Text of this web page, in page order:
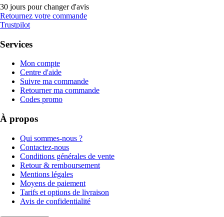
30 jours pour changer d'avis
Retournez votre commande
Trustpilot
Services
Mon compte
Centre d'aide
Suivre ma commande
Retourner ma commande
Codes promo
À propos
Qui sommes-nous ?
Contactez-nous
Conditions générales de vente
Retour & remboursement
Mentions légales
Moyens de paiement
Tarifs et options de livraison
Avis de confidentialité